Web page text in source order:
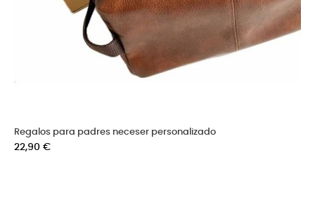
Regalos para padres neceser personalizado
Precio
22,90 €